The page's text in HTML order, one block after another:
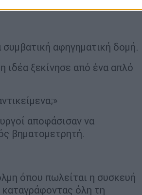
συμβατική αφηγηματική δομή.
ιδέα ξεκίνησε από ένα απλό
αποφάσισαν να
βηματομετρητή.
όπου πωλείται η συσκευή
καταγράφοντας όλη τη